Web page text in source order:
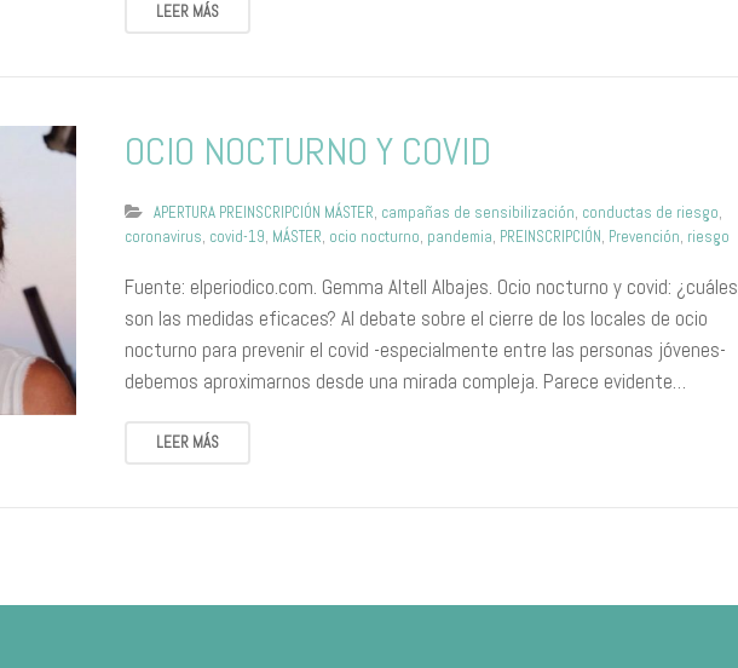
LEER MÁS
OCIO NOCTURNO Y COVID
APERTURA PREINSCRIPCIÓN MÁSTER, campañas de sensibilización, conductas de riesgo,
coronavirus, covid-19, MÁSTER, ocio nocturno, pandemia, PREINSCRIPCIÓN, Prevención, riesgo
Fuente: elperiodico.com. Gemma Altell Albajes. Ocio nocturno y covid: ¿cuáles
son las medidas eficaces? Al debate sobre el cierre de los locales de ocio
nocturno para prevenir el covid -especialmente entre las personas jóvenes-
debemos aproximarnos desde una mirada compleja. Parece evidente…
LEER MÁS